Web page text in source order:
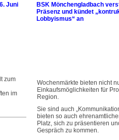
Juni
zum
im
BSK Mönchengladbach
Präsenz und kündet
Lobbyismus“ an
Wochenmärkte bieten nicht
Einkaufsmöglichkeiten für
Region.
Sie sind auch
bieten so auch
Platz, sich zu präsentieren
Gespräch zu kommen.